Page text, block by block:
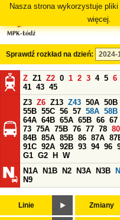
Nasza strona wykorzystuje
więcej.
Sprawdź rozkład na dzień:
Z Z1 Z2 0 1 2 3 4 5 6
41 43 45
Z3 Z6 Z13 Z43 50A 50B
55B 55C 56 57 58A 58B
64A 64B 65A 65B 66 67
73 75A 75B 76 77 78
84B 85A 85B 86 87A
91C 92A 92B 93 94 96
G1 G2 H
W
N1A
N1B N2 N3A N3B
N9
Linie Zmiany